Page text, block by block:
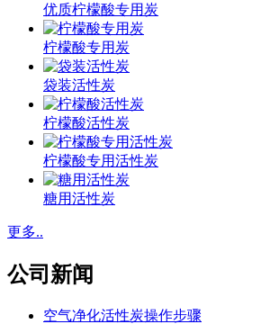
优质柠檬酸专用炭
柠檬酸专用炭
袋装活性炭
柠檬酸活性炭
柠檬酸专用活性炭
糖用活性炭
更多..
公司新闻
空气净化活性炭操作步骤